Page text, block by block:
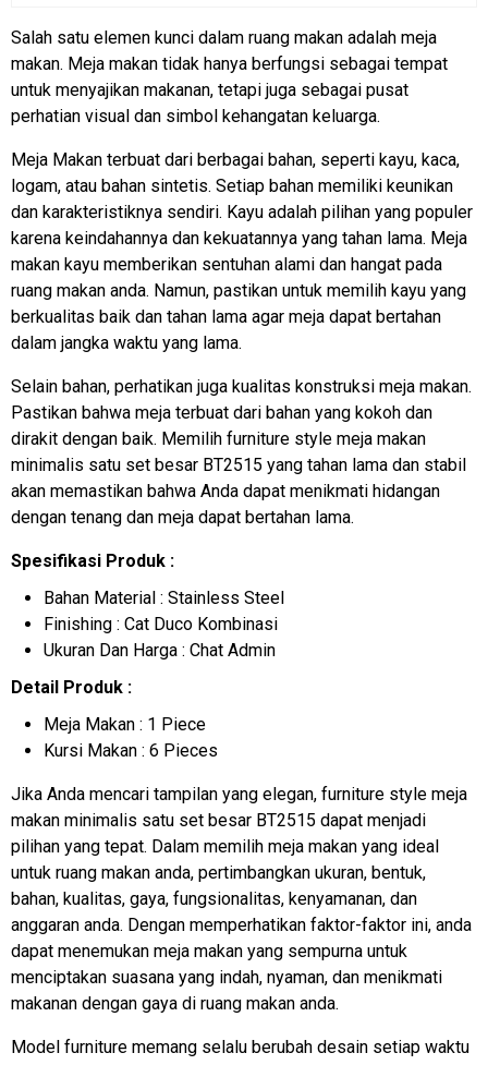
Salah satu elemen kunci dalam ruang makan adalah meja
makan. Meja makan tidak hanya berfungsi sebagai tempat
untuk menyajikan makanan, tetapi juga sebagai pusat
perhatian visual dan simbol kehangatan keluarga.
Meja Makan terbuat dari berbagai bahan, seperti kayu, kaca,
logam, atau bahan sintetis. Setiap bahan memiliki keunikan
dan karakteristiknya sendiri. Kayu adalah pilihan yang populer
karena keindahannya dan kekuatannya yang tahan lama. Meja
makan kayu memberikan sentuhan alami dan hangat pada
ruang makan anda. Namun, pastikan untuk memilih kayu yang
berkualitas baik dan tahan lama agar meja dapat bertahan
dalam jangka waktu yang lama.
Selain bahan, perhatikan juga kualitas konstruksi meja makan.
Pastikan bahwa meja terbuat dari bahan yang kokoh dan
dirakit dengan baik. Memilih furniture style meja makan
minimalis satu set besar BT2515 yang tahan lama dan stabil
akan memastikan bahwa Anda dapat menikmati hidangan
dengan tenang dan meja dapat bertahan lama.
Spesifikasi Produk :
Bahan Material : Stainless Steel
Finishing : Cat Duco Kombinasi
Ukuran Dan Harga : Chat Admin
Detail Produk :
Meja Makan : 1 Piece
Kursi Makan : 6 Pieces
Jika Anda mencari tampilan yang elegan, furniture style meja
makan minimalis satu set besar BT2515 dapat menjadi
pilihan yang tepat. Dalam memilih meja makan yang ideal
untuk ruang makan anda, pertimbangkan ukuran, bentuk,
bahan, kualitas, gaya, fungsionalitas, kenyamanan, dan
anggaran anda. Dengan memperhatikan faktor-faktor ini, anda
dapat menemukan meja makan yang sempurna untuk
menciptakan suasana yang indah, nyaman, dan menikmati
makanan dengan gaya di ruang makan anda.
Model furniture memang selalu berubah desain setiap waktu